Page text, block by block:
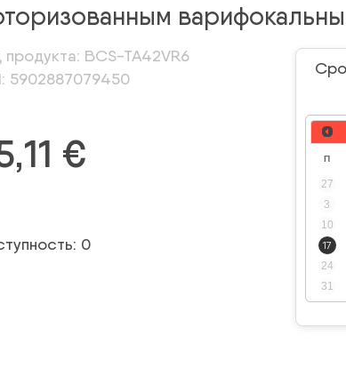
продукта: BCS-TA42VR6
5902887079450
П
27
3
10
17
24
31
€
0